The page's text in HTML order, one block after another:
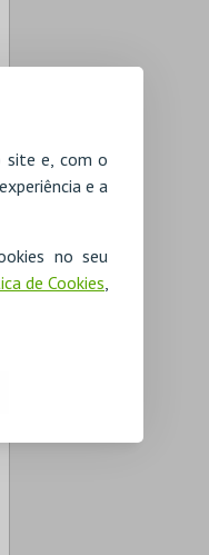
site e, com o
e a
no seu
de Cookies